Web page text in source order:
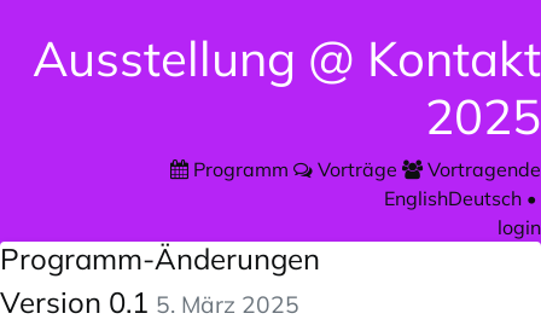
Ausstellung @ Kontakt
2025
Programm Vorträge
Vortragende
EnglishDeutsch •
login
Programm-Änderungen
Version 0.1 5. März 2025